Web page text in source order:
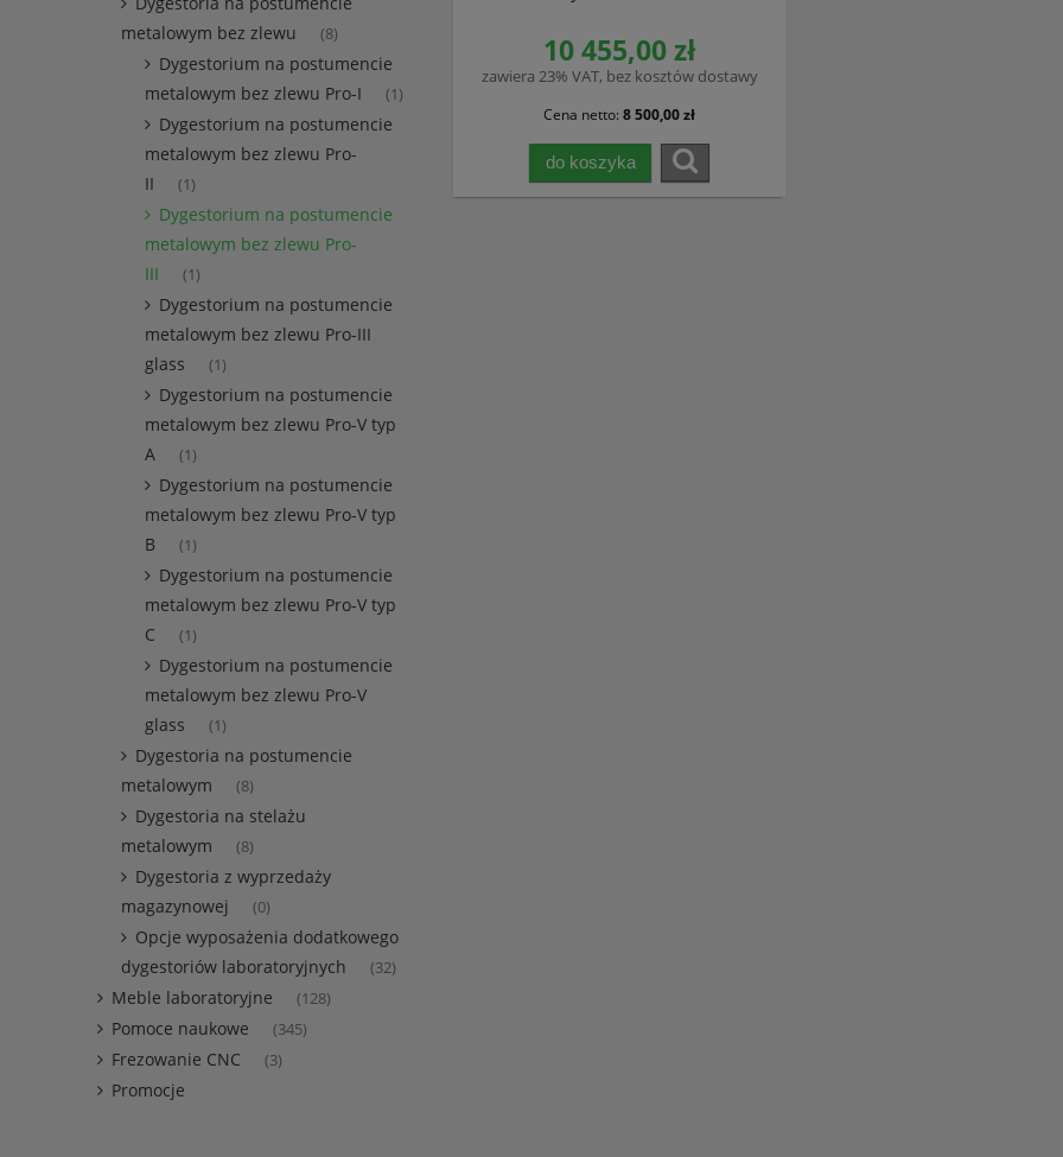
metalowym bez zlewu
(8)
Dygestorium na postumencie
metalowym bez zlewu Pro-I
(1)
Dygestorium na postumencie
metalowym bez zlewu Pro-
II
(1)
Dygestorium na postumencie
metalowym bez zlewu Pro-
III
(1)
Dygestorium na postumencie
metalowym bez zlewu Pro-III
glass
(1)
Dygestorium na postumencie
metalowym bez zlewu Pro-V typ
A
(1)
Dygestorium na postumencie
metalowym bez zlewu Pro-V typ
B
(1)
Dygestorium na postumencie
metalowym bez zlewu Pro-V typ
C
(1)
Dygestorium na postumencie
metalowym bez zlewu Pro-V
glass
(1)
Dygestoria na postumencie
metalowym
(8)
Dygestoria na stelażu
metalowym
(8)
Dygestoria z wyprzedaży
magazynowej
(0)
Opcje wyposażenia dodatkowego
dygestoriów laboratoryjnych
(32)
Meble laboratoryjne (128)
Pomoce naukowe (345)
Frezowanie CNC (3)
Promocje
10 455,00 zł
zawiera 23% VAT, bez kosztów dostawy
Cena netto: 8 500,00 zł
do koszyka